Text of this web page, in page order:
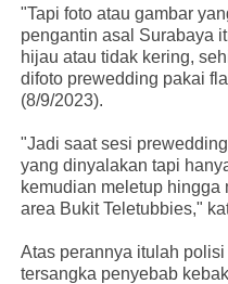
"Tapi foto atau gambar
pengantin asal Surabaya
hijau atau tidak kering,
difoto prewedding pakai
(8/9/2023).
"Jadi saat sesi
yang dinyalakan tapi
kemudian meletup
area Bukit Teletubbies,"
Atas perannya itulah
tersangka penyebab